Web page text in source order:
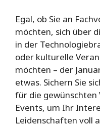
Egal, ob Sie an
möchten, sich über
in der
oder kulturelle
möchten – der
etwas. Sichern Sie
für die
Events, um Ihr
Leidenschaften voll